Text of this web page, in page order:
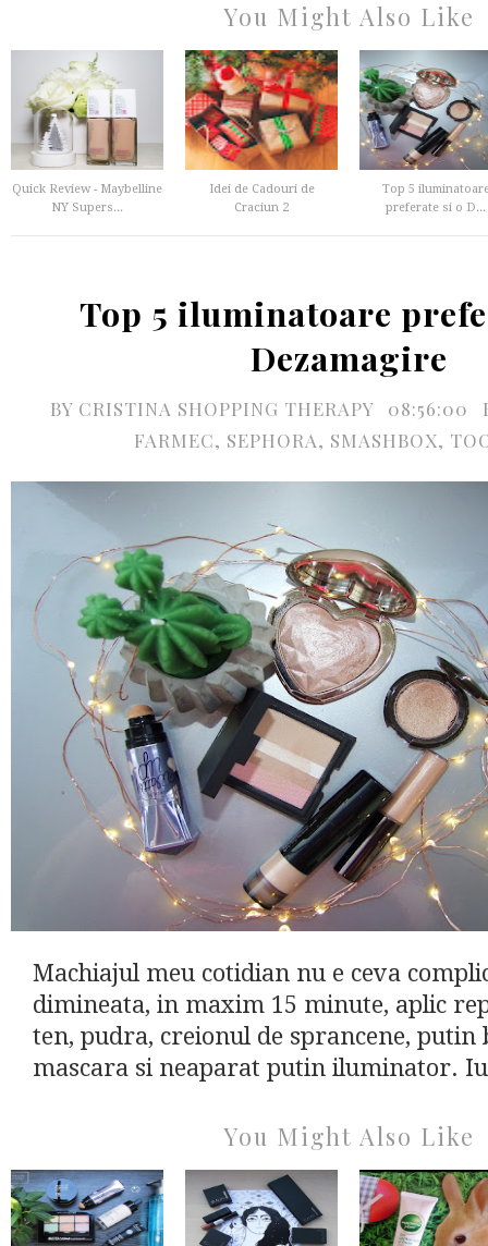
You Might Also Like
Quick Review - Maybelline
NY Supers...
Idei de Cadouri de
Craciun 2
Top 5
preferate si o D...
Top 5 iluminatoare
Dezamagire
BY CRISTINA SHOPPING THERAPY 08:56:00
FARMEC, SEPHORA, SMASHBOX,
Machiajul meu cotidian nu e ceva
dimineata, in maxim 15 minute, aplic
ten, pudra, creionul de sprancene, putin
mascara si neaparat putin iluminator.
You Might Also Like